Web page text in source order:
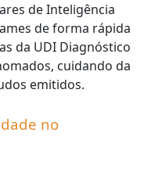
de Inteligência
de forma rápida
da UDI Diagnóstico
cuidando da
emitidos.
no